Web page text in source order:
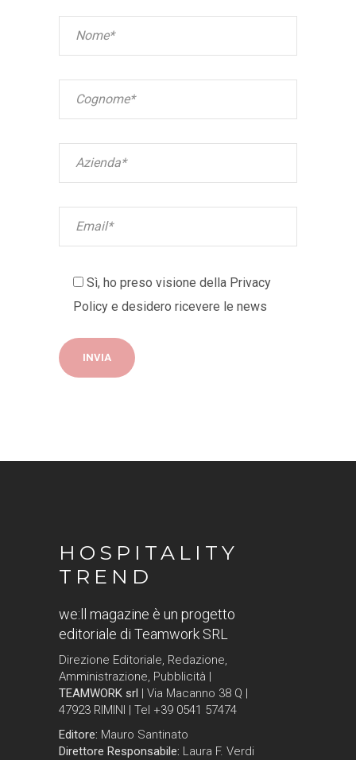
Sì, ho preso visione della Privacy
Policy e desidero ricevere le news
HOSPITALITY
TREND
we:ll magazine è un progetto
editoriale di Teamwork SRL
Direzione Editoriale, Redazione,
Amministrazione, Pubblicità |
TEAMWORK srl | Via Macanno 38 Q |
47923 RIMINI | Tel +39 0541 57474
Editore: Mauro Santinato
Direttore Responsabile: Laura F. Verdi